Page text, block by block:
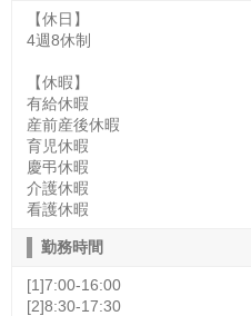
【休日】
4週8休制
【休暇】
有給休暇
産前産後休暇
育児休暇
慶弔休暇
介護休暇
看護休暇
勤務時間
[1]7:00-16:00
[2]8:30-17:30